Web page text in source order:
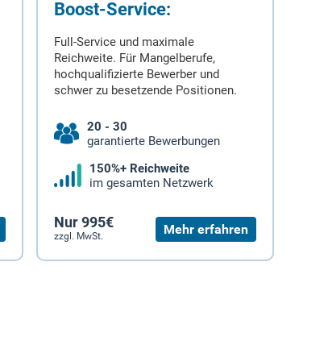
Boost-Service:
Full-Service und maximale
Reichweite. Für Mangelberufe,
hochqualifizierte Bewerber und
schwer zu besetzende Positionen.
20 - 30
garantierte Bewerbungen
150%+ Reichweite
im gesamten Netzwerk
Nur 995€
zzgl. MwSt. Mehr erfahren